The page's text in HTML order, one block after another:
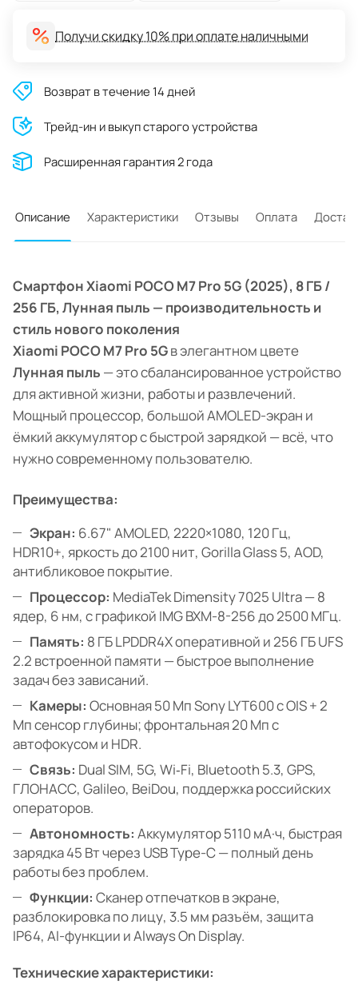
Получи скидку 10% при оплате наличными
Возврат в течение 14 дней
Трейд-ин и выкуп старого устройства
Расширенная гарантия 2 года
Описание Характеристики Отзывы Оплата
Смартфон Xiaomi POCO M7 Pro 5G (2025), 8 ГБ /
256 ГБ, Лунная пыль — производительность и
стиль нового поколения
Xiaomi POCO M7 Pro 5Gв элегантном цвете
Лунная пыль — это сбалансированное устройство
для активной жизни, работы и развлечений.
Мощный процессор, большой AMOLED-экран и
ёмкий аккумулятор с быстрой зарядкой — всё, что
нужно современному пользователю.
Преимущества:
Экран: 6.67" AMOLED, 2220×1080, 120 Гц,
HDR10+, яркость до 2100 нит, Gorilla Glass 5, AOD,
антибликовое покрытие.
Процессор: MediaTek Dimensity 7025 Ultra — 8
ядер, 6 нм, с графикой IMG BXM-8-256 до 2500 МГц.
Память: 8 ГБ LPDDR4X оперативной и 256 ГБ UFS
2.2 встроенной памяти — быстрое выполнение
задач без зависаний.
Камеры: Основная 50 Мп Sony LYT600 с OIS + 2
Мп сенсор глубины; фронтальная 20 Мп с
автофокусом и HDR.
Связь: Dual SIM, 5G, Wi‑Fi, Bluetooth 5.3, GPS,
ГЛОНАСС, Galileo, BeiDou, поддержка российских
операторов.
Автономность: Аккумулятор 5110 мА·ч, быстрая
зарядка 45 Вт через USB Type-C — полный день
работы без проблем.
Функции: Сканер отпечатков в экране,
разблокировка по лицу, 3.5 мм разъём, защита
IP64, AI-функции и Always On Display.
Технические характеристики: